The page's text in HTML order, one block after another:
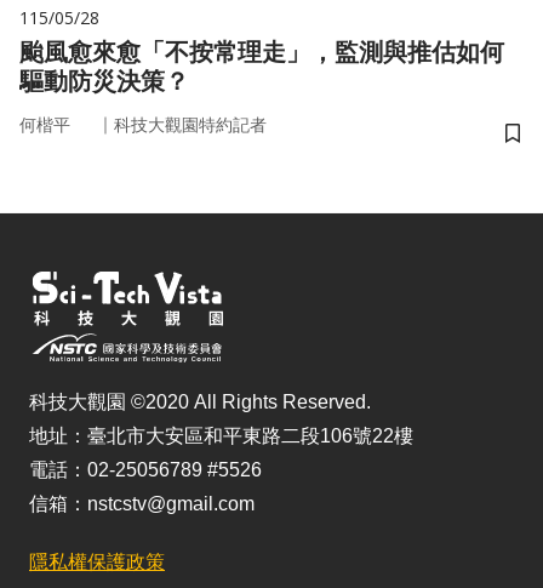
115/05/28
颱風愈來愈「不按常理走」，監測與推估如何
驅動防災決策？
何楷平 ｜ 科技大觀園特約記者
儲
科技大觀園 ©2020 All Rights Reserved.
地址：臺北市大安區和平東路二段106號22樓
電話：02-25056789 #5526
信箱：nstcstv@gmail.com
隱私權保護政策